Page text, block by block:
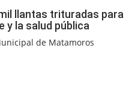
llantas trituradas para
y la salud pública
de Matamoros